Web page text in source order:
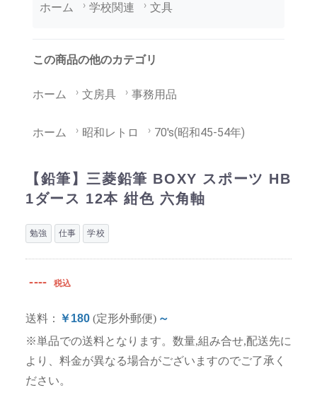
ホーム 学校関連 文具
この商品の他のカテゴリ
ホーム 文房具 事務用品
ホーム 昭和レトロ 70's(昭和45-54年)
【鉛筆】三菱鉛筆 BOXY スポーツ HB
1ダース 12本 紺色 六角軸
勉強 仕事 学校
---- 税込
送料： ￥180 (定形外郵便) ～
※単品での送料となります。数量,組み合せ,配送先に
より、料金が異なる場合がございますのでご了承く
ださい。